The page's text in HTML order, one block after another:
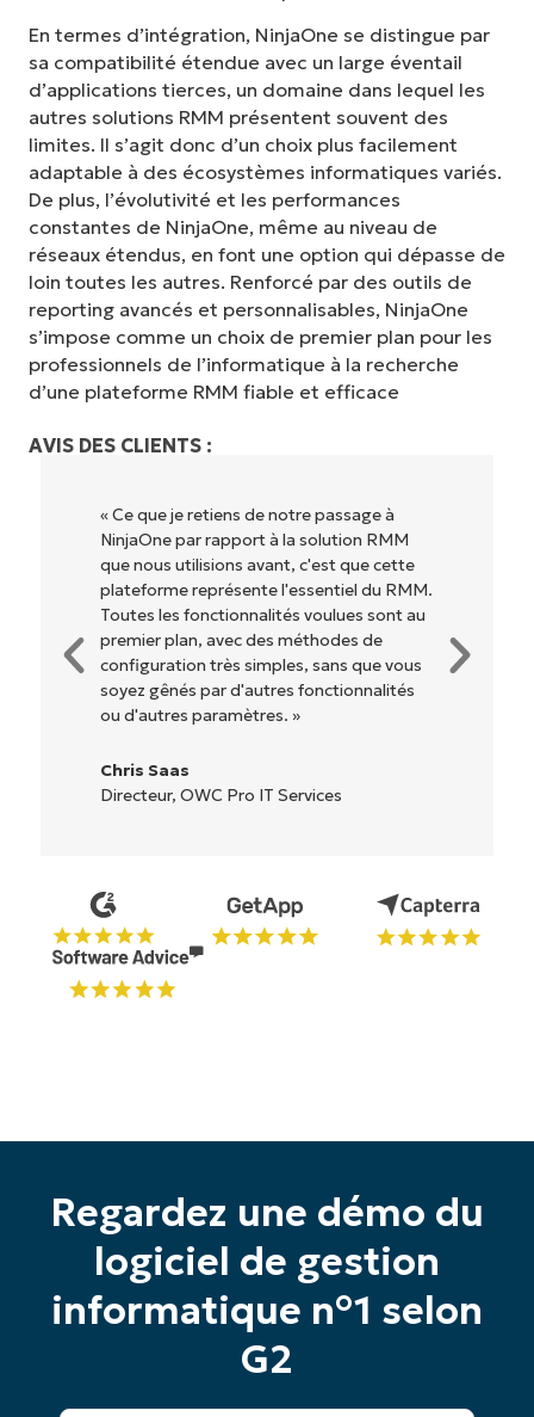
En termes d’intégration, NinjaOne se distingue par
sa compatibilité étendue avec un large éventail
d’applications tierces, un domaine dans lequel les
autres solutions RMM présentent souvent des
limites. Il s’agit donc d’un choix plus facilement
adaptable à des écosystèmes informatiques variés.
De plus, l’évolutivité et les performances
constantes de NinjaOne, même au niveau de
réseaux étendus, en font une option qui dépasse de
loin toutes les autres. Renforcé par des outils de
reporting avancés et personnalisables, NinjaOne
s’impose comme un choix de premier plan pour les
professionnels de l’informatique à la recherche
d’une plateforme RMM fiable et efficace
AVIS DES CLIENTS :
que vous
« NinjaOne est extrêmement simple
d'utilisation grâce à une interface
des fonctionnalités back-end
Pas de configuration complexe ou
d'interface difficile à maîtriser. Toutes
options et tous les outils sont
étiquetés, faciles à comprendre et il est
très facile de s'y retrouver. »
Regardez une démo du
logiciel de gestion
informatique n°1 selon
G2
Commencez votre essai de 14 jours